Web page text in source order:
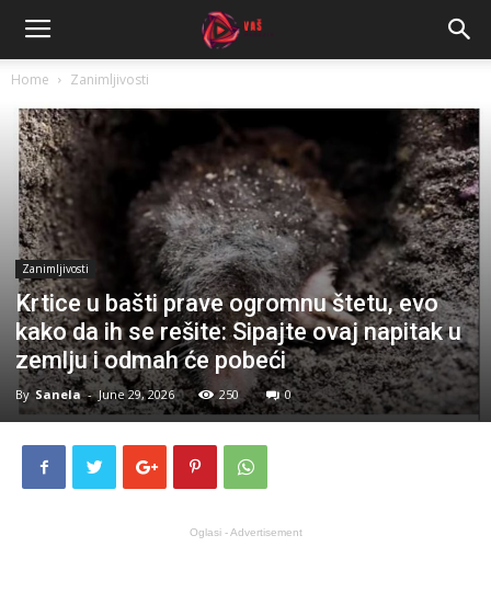
Home Zanimljivosti
Zanimljivosti
Krtice u bašti prave ogromnu štetu, evo
kako da ih se rešite: Sipajte ovaj napitak u
zemlju i odmah će pobeći
By Sanela - June 29, 2026 250 0
Oglasi - Advertisement